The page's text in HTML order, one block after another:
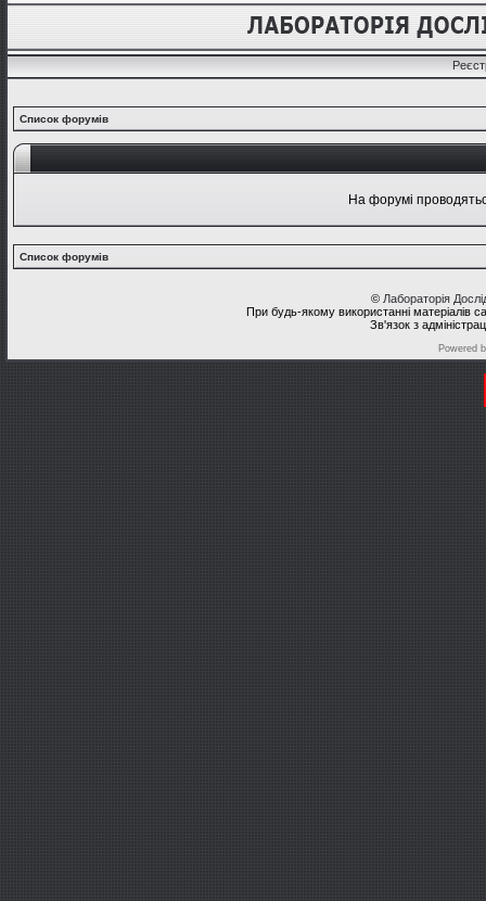
Список форумів
На форумі
Список форумів
© Лабораторія
При будь-якому використанні матеріалів
Зв'язок з
Powered